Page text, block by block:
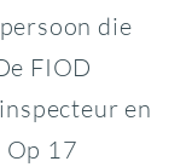
die
FIOD
en
Op 17